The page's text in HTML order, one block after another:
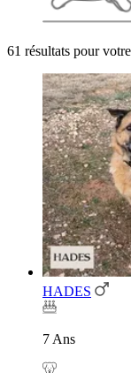
61 résultats pour
HADES
7 Ans